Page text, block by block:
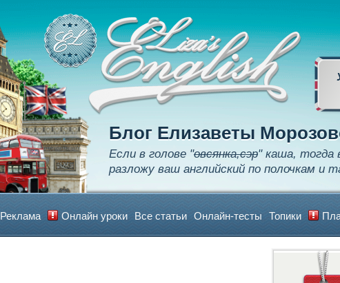
Блог Елизаветы
Если в голове "овсянка,сэр" каша, тогда
разложу ваш английский по полочкам и
Learn
Apply
Realize
Реклама Онлайн уроки Все статьи Онлайн-тесты Топики